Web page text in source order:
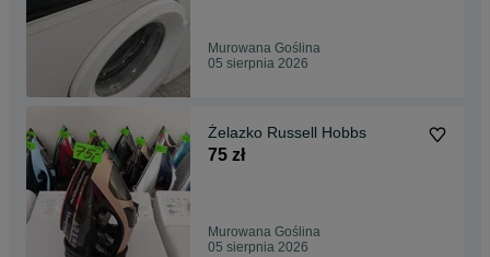
Murowana Goślina
05 sierpnia 2026
Żelazko Russell Hobbs
75 zł
Murowana Goślina
05 sierpnia 2026